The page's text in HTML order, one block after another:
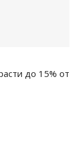
до 15% от